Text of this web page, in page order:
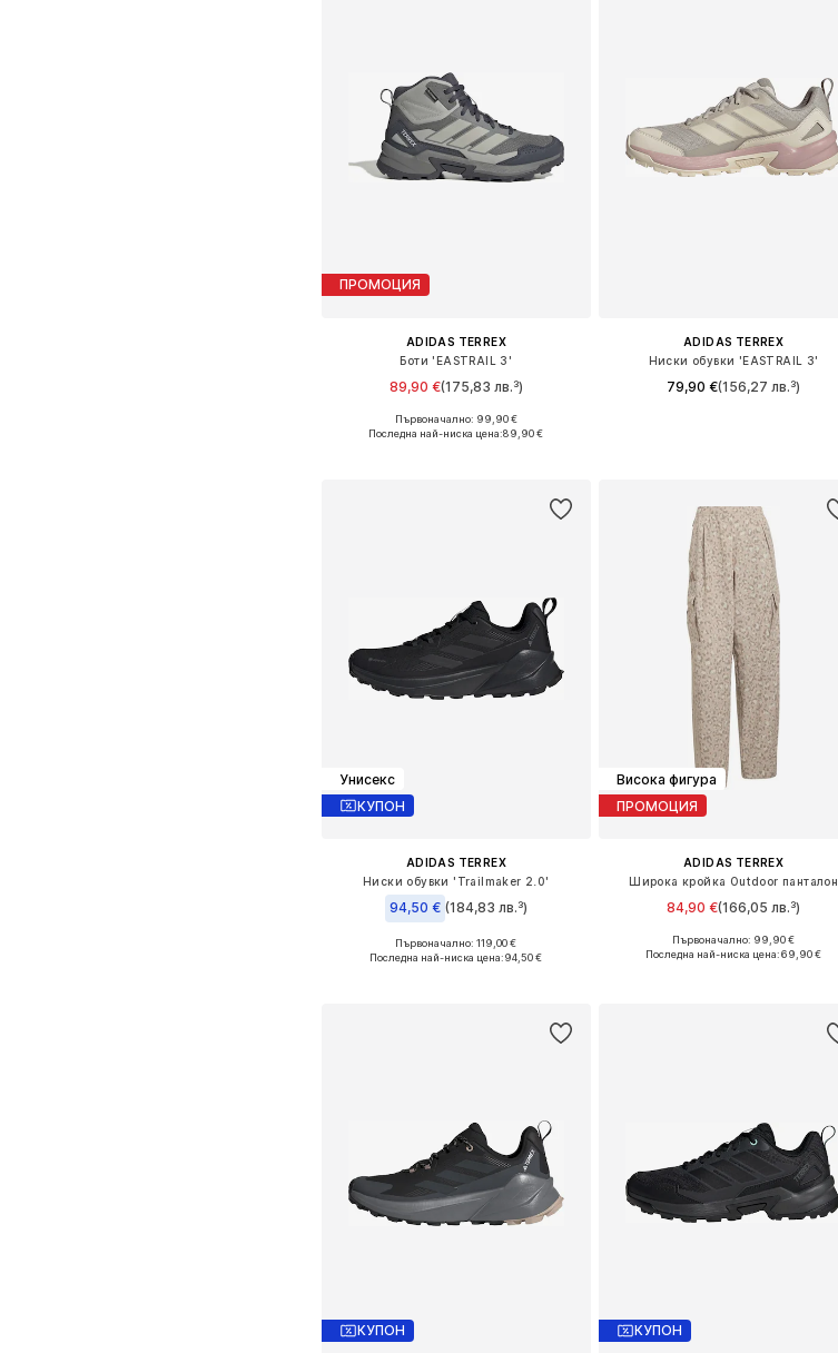
ПРОМОЦИЯ
ADIDAS TERREX
Боти 'EASTRAIL 3'
89,90 €(175,83 лв.³)
Предлага се в много размери
Първоначално: 99,90 €
Последна най-ниска цена:89,90 €
ADIDAS TERREX
Ниски обувки 'EASTRAIL 3'
79,90 €(156,27 лв.³)
Унисекс
КУПОН
ADIDAS TERREX
Ниски обувки 'Trailmaker 2.0'
94,50 € (184,83 лв.³)
Предлага се в много размери
Първоначално: 119,00 €
Последна най-ниска цена:94,50 €
Висока фигура
ПРОМОЦИЯ
ADIDAS TERREX
Широка кройка Outdoor панталон
84,90 €(166,05 лв.³)
Налични размери: XS, S, M, L, XL
Първоначално: 99,90 €
Последна най-ниска цена:69,90 €
КУПОН КУПОН